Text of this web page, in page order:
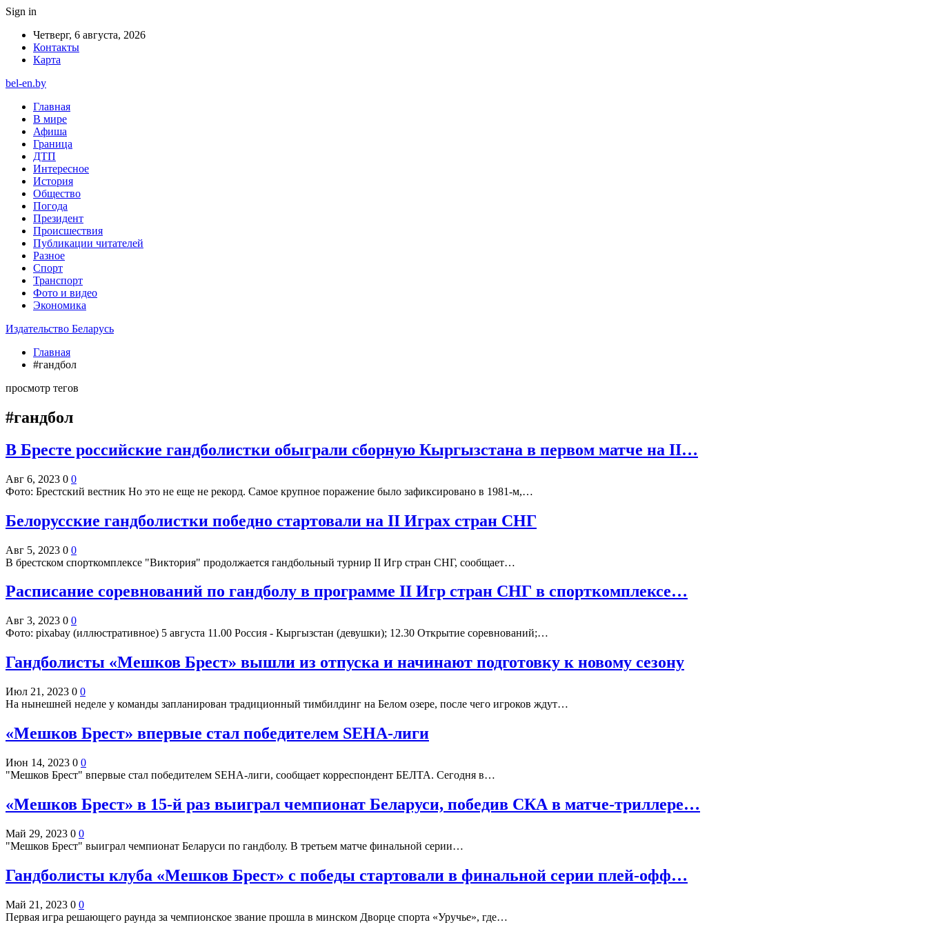
Sign in
Четверг, 6 августа, 2026
Контакты
Карта
bel-en.by
Главная
В мире
Афиша
Граница
ДТП
Интересное
История
Общество
Погода
Президент
Происшествия
Публикации читателей
Разное
Спорт
Транспорт
Фото и видео
Экономика
Издательство Беларусь
Главная
#гандбол
просмотр тегов
#гандбол
В Бресте российские гандболистки обыграли сборную Кыргызстана в первом матче на II…
Авг 6, 2023 0 0
Фото: Брестский вестник Но это не еще не рекорд. Самое крупное поражение было зафиксировано в 1981-м,…
Белорусские гандболистки победно стартовали на II Играх стран СНГ
Авг 5, 2023 0 0
В брестском спорткомплексе "Виктория" продолжается гандбольный турнир II Игр стран СНГ, сообщает…
Расписание соревнований по гандболу в программе II Игр стран СНГ в спорткомплексе…
Авг 3, 2023 0 0
Фото: pixabay (иллюстративное) 5 августа 11.00 Россия - Кыргызстан (девушки); 12.30 Открытие соревнований;…
Гандболисты «Мешков Брест» вышли из отпуска и начинают подготовку к новому сезону
Июл 21, 2023 0 0
На нынешней неделе у команды запланирован традиционный тимбилдинг на Белом озере, после чего игроков ждут…
«Мешков Брест» впервые стал победителем SEHA-лиги
Июн 14, 2023 0 0
"Мешков Брест" впервые стал победителем SEHA-лиги, сообщает корреспондент БЕЛТА. Сегодня в…
«Мешков Брест» в 15-й раз выиграл чемпионат Беларуси, победив СКА в матче-триллере…
Май 29, 2023 0 0
"Мешков Брест" выиграл чемпионат Беларуси по гандболу. В третьем матче финальной серии…
Гандболисты клуба «Мешков Брест» с победы стартовали в финальной серии плей-офф…
Май 21, 2023 0 0
Первая игра решающего раунда за чемпионское звание прошла в минском Дворце спорта «Уручье», где…